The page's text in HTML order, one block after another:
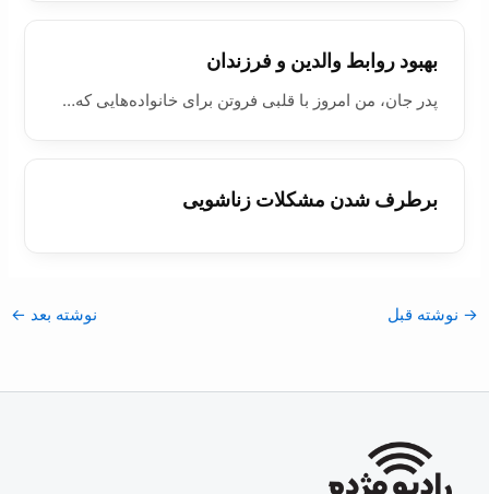
بهبود روابط والدين و فرزندان
پدر جان، من امروز با قلبی فروتن برای خانواده‌هایی که…
برطرف شدن مشکلات زناشويی
→ نوشته قبل نوشته بعد ←